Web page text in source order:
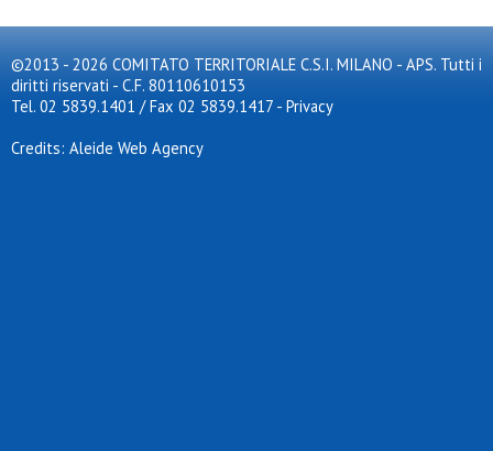
©2013 - 2026 COMITATO TERRITORIALE C.S.I. MILANO - APS. Tutti i
diritti riservati - C.F. 80110610153
Tel. 02 5839.1401 / Fax 02 5839.1417 - Privacy
Credits: Aleide Web Agency